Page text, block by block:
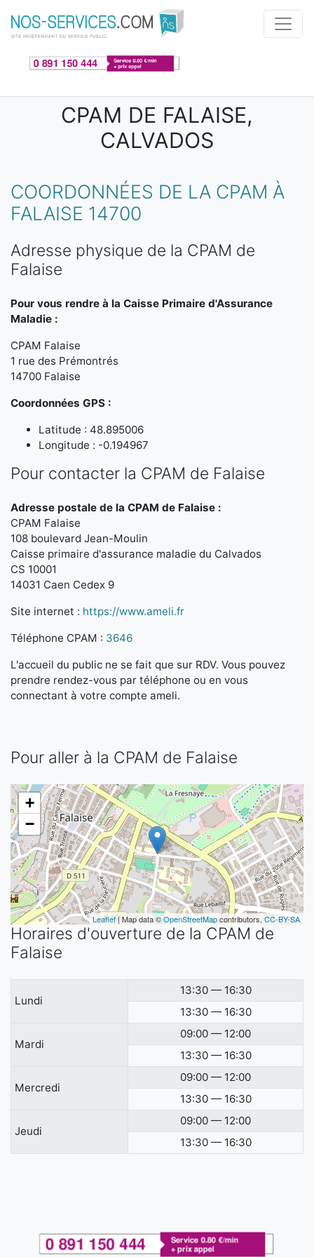
Aller au contenu principal
CPAM DE FALAISE,
CALVADOS
COORDONNÉES DE LA CPAM À
FALAISE 14700
Adresse physique de la CPAM de
Falaise
Pour vous rendre à la Caisse Primaire d'Assurance
Maladie :
CPAM Falaise
1 rue des Prémontrés
14700 Falaise
Coordonnées GPS :
Latitude : 48.895006
Longitude : -0.194967
Pour contacter la CPAM de Falaise
Adresse postale de la CPAM de Falaise :
CPAM Falaise
108 boulevard Jean-Moulin
Caisse primaire d'assurance maladie du Calvados
CS 10001
14031 Caen Cedex 9
Site internet : https://www.ameli.fr
Téléphone CPAM : 3646
L'accueil du public ne se fait que sur RDV. Vous pouvez
prendre rendez-vous par téléphone ou en vous
connectant à votre compte ameli.
Pour aller à la CPAM de Falaise
+
−
Leaflet| Map data ©OpenStreetMapcontributors, CC-BY-SA
Horaires d'ouverture de la CPAM de
Falaise
Lundi
13:30 — 16:30
13:30 — 16:30
Mardi
09:00 — 12:00
13:30 — 16:30
Mercredi
09:00 — 12:00
13:30 — 16:30
Jeudi
09:00 — 12:00
13:30 — 16:30